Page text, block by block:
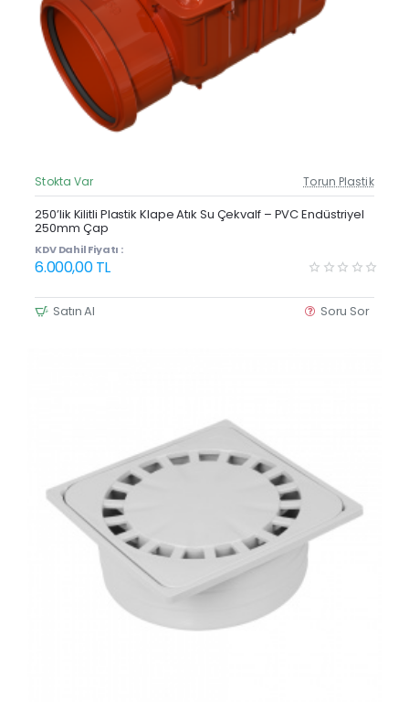
Güncel Fiyat
Yeni Ürün
Stokta Var Torun Plastik
250’lik Kilitli Plastik Klape Atık Su Çekvalf – PVC Endüstriyel
250mm Çap
KDV Dahil Fiyatı :
6.000,00 TL
Satın Al Soru Sor